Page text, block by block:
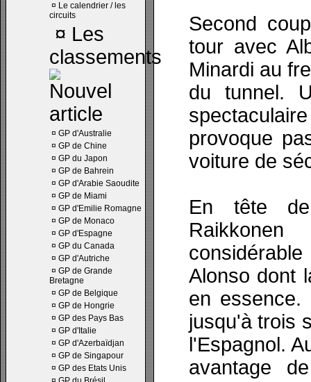
¤ Le calendrier / les
circuits
¤ Les
classements
¤ GP d'Australie
¤ GP de Chine
¤ GP du Japon
¤ GP de Bahrein
¤ GP d'Arabie Saoudite
¤ GP de Miami
¤ GP d'Emilie Romagne
¤ GP de Monaco
¤ GP d'Espagne
¤ GP du Canada
¤ GP d'Autriche
¤ GP de Grande
Bretagne
¤ GP de Belgique
¤ GP de Hongrie
¤ GP des Pays Bas
¤ GP d'Italie
¤ GP d'Azerbaïdjan
¤ GP de Singapour
¤ GP des Etats Unis
Second
tour avec
Minardi au
du tunnel.
provoque
voiture de
En tête
Alonso dont
en essence.
jusqu'à trois
l'Espagnol.
avantage